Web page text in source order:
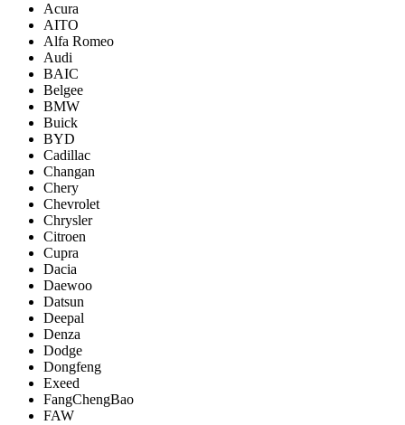
Acura
AITO
Alfa Romeo
Audi
BAIC
Belgee
BMW
Buick
BYD
Cadillac
Changan
Chery
Chevrolet
Chrysler
Citroen
Cupra
Dacia
Daewoo
Datsun
Deepal
Denza
Dodge
Dongfeng
Exeed
FangChengBao
FAW